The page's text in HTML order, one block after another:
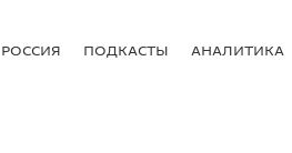
РОССИЯ ПОДКАСТЫ АНАЛИТИКА